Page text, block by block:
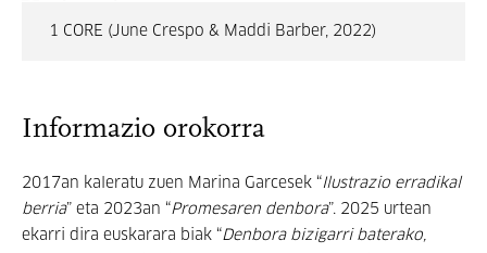
1 CORE (June Crespo & Maddi Barber, 2022)
Informazio orokorra
2017an kaleratu zuen Marina Garcesek “Ilustrazio erradikal
berria” eta 2023an “Promesaren denbora”. 2025 urtean
ekarri dira euskarara biak “Denbora bizigarri baterako,